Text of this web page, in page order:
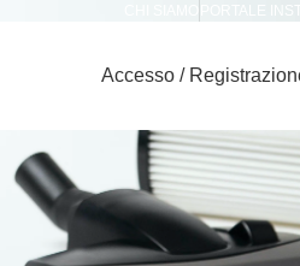
PORTALE
Accesso /